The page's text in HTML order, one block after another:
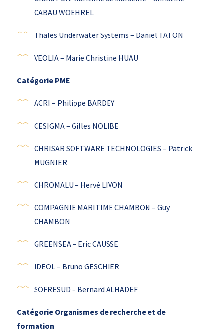
CABAU WOEHREL
Thales Underwater Systems – Daniel TATON
VEOLIA – Marie Christine HUAU
Catégorie PME
ACRI – Philippe BARDEY
CESIGMA – Gilles NOLIBE
CHRISAR SOFTWARE TECHNOLOGIES – Patrick
MUGNIER
CHROMALU – Hervé LIVON
COMPAGNIE MARITIME CHAMBON – Guy
CHAMBON
GREENSEA – Eric CAUSSE
IDEOL – Bruno GESCHIER
SOFRESUD – Bernard ALHADEF
Catégorie Organismes de recherche et de
formation